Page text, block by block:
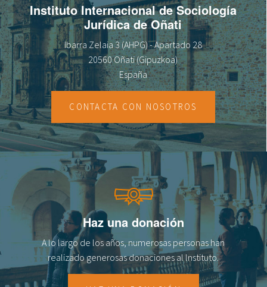
Instituto Internacional de Sociología
Jurídica de Oñati
Ibarra Zelaia 3 (AHPG) - Apartado 28
20560 Oñati (Gipuzkoa)
España
CONTACTA CON NOSOTROS
Haz una donación
A lo largo de los años, numerosas personas han
realizado generosas donaciones al lnstituto.